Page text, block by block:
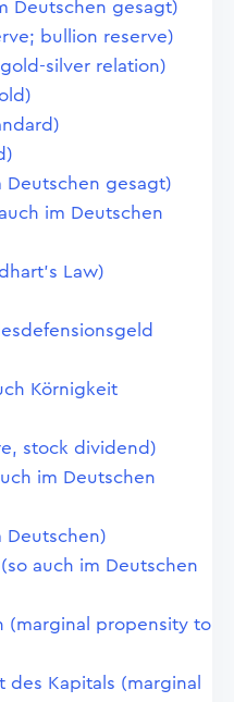
Deutschen gesagt)
bullion reserve)
silver relation)
Deutschen gesagt)
im Deutschen
Law)
Körnigkeit
stock dividend)
im Deutschen
Deutschen)
auch im Deutschen
(marginal propensity to
Kapitals (marginal